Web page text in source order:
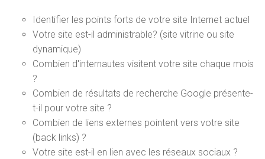
Identifier les points forts de votre site Internet actuel
Votre site est-il administrable? (site vitrine ou site
dynamique)
Combien d'internautes visitent votre site chaque mois
?
Combien de résultats de recherche Google présente-
t-il pour votre site ?
Combien de liens externes pointent vers votre site
(back links) ?
Votre site est-il en lien avec les réseaux sociaux ?